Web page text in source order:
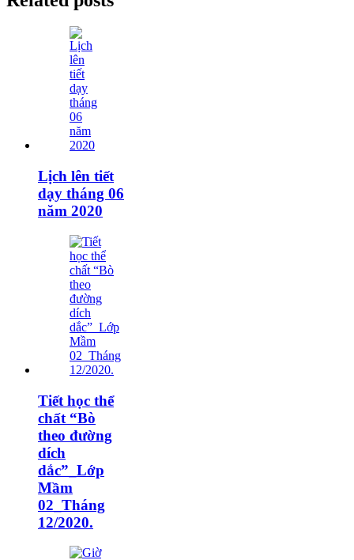
Lịch lên tiết
dạy tháng 06
năm 2020
Tiết học thể
chất “Bò
theo đường
dích
dắc”_Lớp
Mầm
02_Tháng
12/2020.